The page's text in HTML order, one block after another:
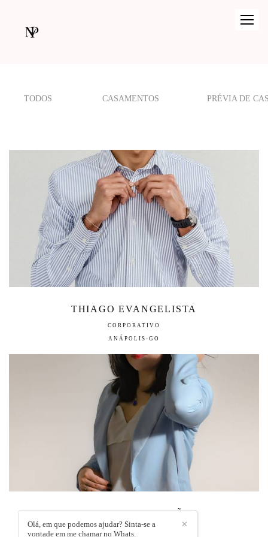
TODOS CASAMENTOS PRÉVIA DE
THIAGO EVANGELISTA
CORPORATIVO
ANÁPOLIS-GO
WANESSA MAGALHÃES
CORPORATIVO
✕
Olá, em que podemos ajudar? Sinta-se a
vontade em me chamar no Whats.